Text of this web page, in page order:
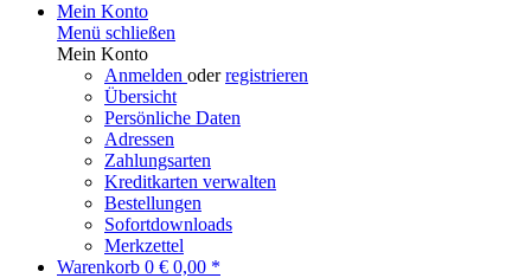
Mein Konto
Menü schließen
Mein Konto
Anmelden oderregistrieren
Übersicht
Persönliche Daten
Adressen
Zahlungsarten
Kreditkarten verwalten
Bestellungen
Sofortdownloads
Merkzettel
Warenkorb 0 € 0,00 *